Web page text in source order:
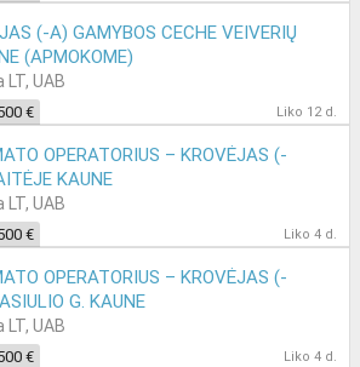
(-A) GAMYBOS CECHE VEIVERIŲ
(APMOKOME)
LT, UAB
€ Liko 12 d.
OPERATORIUS – KROVĖJAS (-
KAUNE
LT, UAB
€ Liko 4 d.
OPERATORIUS – KROVĖJAS (-
G. KAUNE
LT, UAB
€ Liko 4 d.